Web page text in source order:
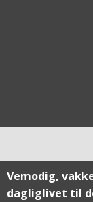
Vemodig,
dagliglivet til